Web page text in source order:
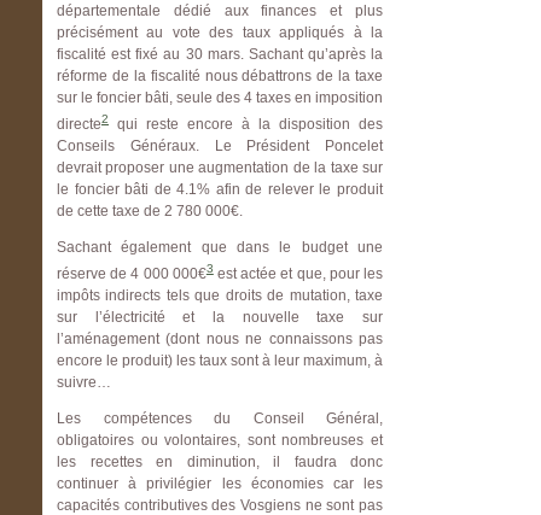
départementale dédié aux finances et plus
précisément au vote des taux appliqués à la
fiscalité est fixé au 30 mars. Sachant qu’après la
réforme de la fiscalité nous débattrons de la taxe
sur le foncier bâti, seule des 4 taxes en imposition
directe2
qui reste encore à la disposition des
Conseils Généraux. Le Président Poncelet
devrait proposer une augmentation de la taxe sur
le foncier bâti de 4.1% afin de relever le produit
de cette taxe de 2 780 000€.
Sachant également que dans le budget une
réserve de 4 000 000€3est actée et que, pour les
impôts indirects tels que droits de mutation, taxe
sur l’électricité et la nouvelle taxe sur
l’aménagement (dont nous ne connaissons pas
encore le produit) les taux sont à leur maximum, à
suivre…
Les compétences du Conseil Général,
obligatoires ou volontaires, sont nombreuses et
les recettes en diminution, il faudra donc
continuer à privilégier les économies car les
capacités contributives des Vosgiens ne sont pas